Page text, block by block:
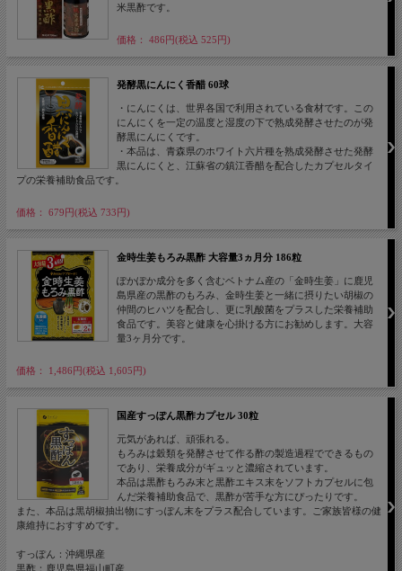
米黒酢です。
価格： 486円(税込 525円)
発酵黒にんにく香醋 60球
・にんにくは、世界各国で利用されている食材です。この
にんにくを一定の温度と湿度の下で熟成発酵させたのが発
酵黒にんにくです。
・本品は、青森県のホワイト六片種を熟成発酵させた発酵
黒にんにくと、江蘇省の鎮江香醋を配合したカプセルタイ
プの栄養補助食品です。
価格： 679円(税込 733円)
金時生姜もろみ黒酢 大容量3ヵ月分 186粒
ぽかぽか成分を多く含むベトナム産の「金時生姜」に鹿児
島県産の黒酢のもろみ、金時生姜と一緒に摂りたい胡椒の
仲間のヒハツを配合し、更に乳酸菌をプラスした栄養補助
食品です。美容と健康を心掛ける方にお勧めします。大容
量3ヶ月分です。
価格： 1,486円(税込 1,605円)
国産すっぽん黒酢カプセル 30粒
元気があれば、頑張れる。
もろみは穀類を発酵させて作る酢の製造過程でできるもの
であり、栄養成分がギュッと濃縮されています。
本品は黒酢もろみ末と黒酢エキス末をソフトカプセルに包
んだ栄養補助食品で、黒酢が苦手な方にぴったりです。
また、本品は黒胡椒抽出物にすっぽん末をプラス配合しています。ご家族皆様の健
康維持におすすめです。
すっぽん：沖縄県産
黒酢：鹿児島県福山町産